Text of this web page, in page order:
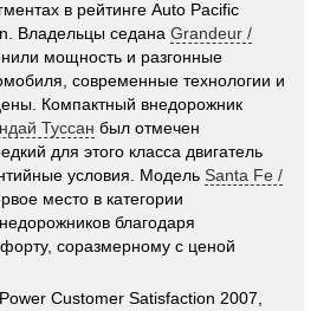
в рейтинге Auto Pacific
Владельцы седанаGrandeur /
мощность и разгонные
современные технологии и
Компактный внедорожник
Туссан был отмечен
для этого класса двигатель
условия. Модель Santa Fe /
место в категории
благодаря
соразмерному с ценой
Customer Satisfaction 2007,